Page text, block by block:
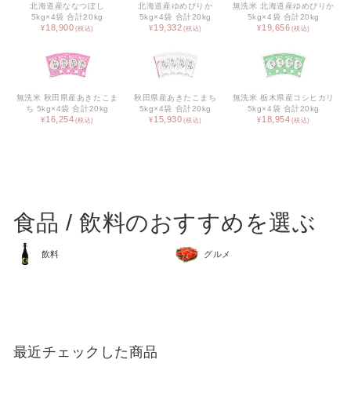
文具
フラワーギフト
アウトドア
ホワイトデー
北海道産ななつぼし
5kg×4袋 合計20kg
18,900
北海道産ゆめぴりか
5kg×4袋 合計20kg
19,332
無洗米 北海道産ゆめぴりか
5kg×4袋 合計20kg
19,656
無洗米 秋田県産あきたこま
ち 5kg×4袋 合計20kg
16,254
秋田県産あきたこまち
5kg×4袋 合計20kg
15,930
無洗米 栃木県産コシヒカリ
5kg×4袋 合計20kg
18,954
食品 / 飲料のおすすめを選ぶ
飲料 グルメ
最近チェックした商品